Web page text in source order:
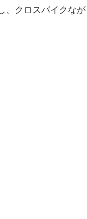
、クロスバイクなが